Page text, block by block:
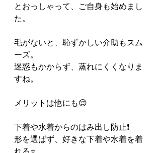
とおっしゃって、ご自身も始めまし
た。
毛がないと、恥ずかしい介助もスム
ーズ。
迷惑もかからず、蒸れにくくなりま
すね。
メリットは他にも😌
下着や水着からのはみ出し防止❗️
形を選ばず、好きな下着や水着を着